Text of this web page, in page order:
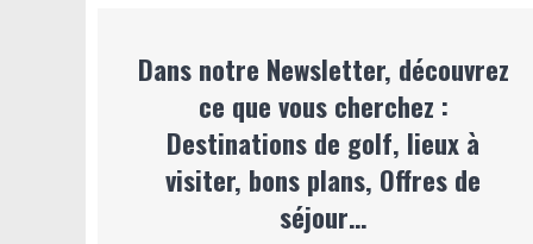
Dans notre Newsletter, découvrez
ce que vous cherchez :
Destinations de golf, lieux à
visiter, bons plans, Offres de
séjour…